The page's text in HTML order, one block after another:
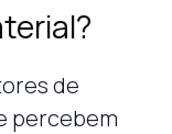
de
percebem